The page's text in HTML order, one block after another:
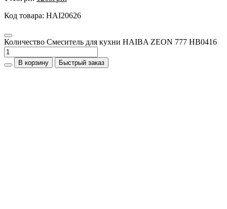
Код товара: HAI20626
Количество Смеситель для кухни HAIBA ZEON 777 HB0416
В корзину Быстрый заказ